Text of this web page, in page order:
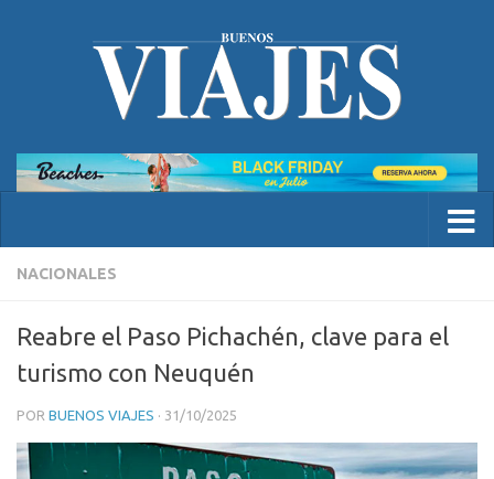
NACIONALES
Reabre el Paso Pichachén, clave para el
turismo con Neuquén
POR BUENOS VIAJES · 31/10/2025